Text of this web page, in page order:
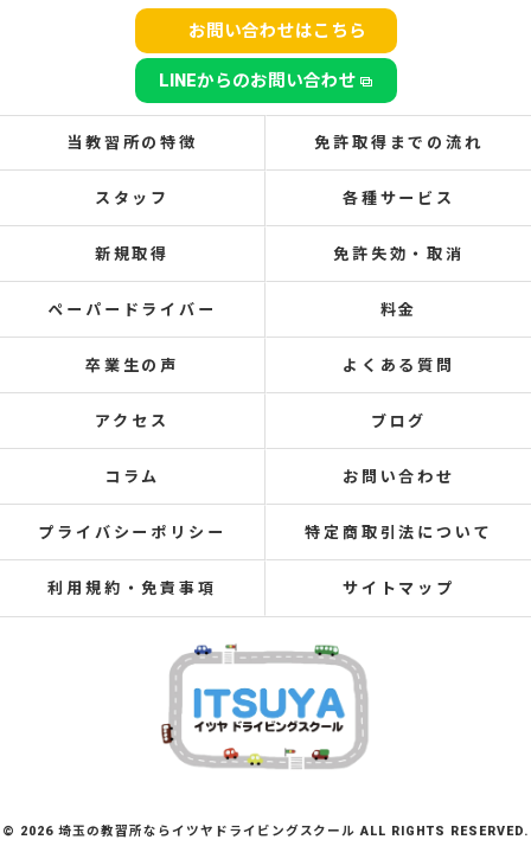
お問い合わせはこちら
LINEからのお問い合わせ
当教習所の特徴 免許取得までの流れ
スタッフ 各種サービス
新規取得 免許失効・取消
ペーパードライバー 料金
卒業生の声 よくある質問
アクセス ブログ
コラム お問い合わせ
プライバシーポリシー 特定商取引法について
利用規約・免責事項 サイトマップ
© 2026 埼玉の教習所ならイツヤドライビングスクール ALL RIGHTS RESERVED.